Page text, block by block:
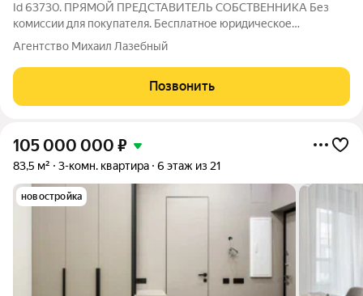
Id 63730. ПРЯМОЙ ПРЕДСТАВИТЕЛЬ СОБСТВЕННИКА Без
комиссии для покупателя. Бесплатное юридическое
сопровождение сделки. Квартира с террасой и прямыми
Park Площадь по документам: 149,2 м
Агентство Михаил Лазебный
Позвонить
105 000 000 ₽
83,5 м² 3-комн. квартира 6 этаж из 21
новостройка